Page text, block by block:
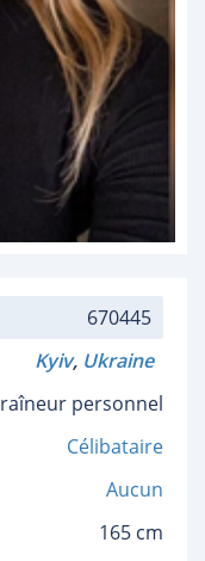
670445
Kyiv, Ukraine
personnel
Célibataire
Aucun
165 cm